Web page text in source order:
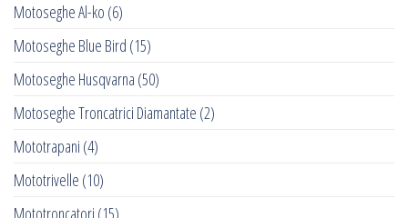
Motoseghe Al-ko (6)
Motoseghe Blue Bird (15)
Motoseghe Husqvarna (50)
Motoseghe Troncatrici Diamantate (2)
Mototrapani (4)
Mototrivelle (10)